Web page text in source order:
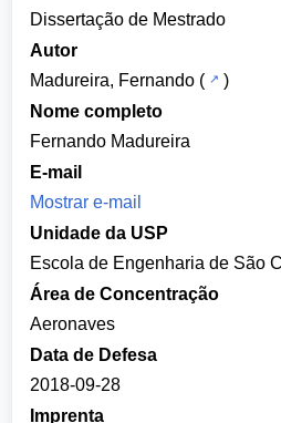
Dissertação de Mestrado
Autor
Madureira, Fernando (
)
Nome completo
Fernando Madureira
E-mail
Mostrar e-mail
Unidade da USP
Escola de Engenharia de São
Área de Concentração
Aeronaves
Data de Defesa
2018-09-28
Imprenta